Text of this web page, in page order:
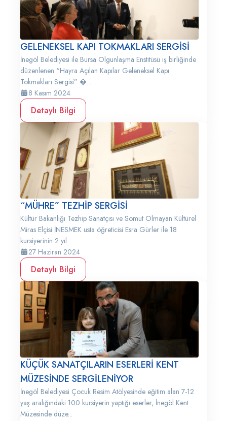
GELENEKSEL KAPI TOKMAKLARI SERGİSİ
İnegöl Belediyesi ile Bursa Olgunlaşma Enstitüsü iş birliğinde
düzenlenen “Hayra Açılan Kapılar Geleneksel Kapı
Tokmakları Sergisi” �...
8 Kasım 2024
Detaylı Bilgi
“MÜHRE” TEZHİP SERGİSİ
Kültür Bakanlığı Tezhip Sanatçısı ve Somut Olmayan Kültürel
Miras Elçisi İNESMEK usta öğreticisi Esra Gürler ile 18
kursiyerinin 2 yıl...
27 Haziran 2024
Detaylı Bilgi
KÜÇÜK SANATÇILARIN ESERLERİ KENT
MÜZESİNDE SERGİLENİYOR
İnegöl Belediyesi Çocuk Resim Atölyesinde eğitim alan 7-12
yaş aralığındaki 100 kursiyerin yaptığı eserler, İnegöl Kent
Müzesinde düze...